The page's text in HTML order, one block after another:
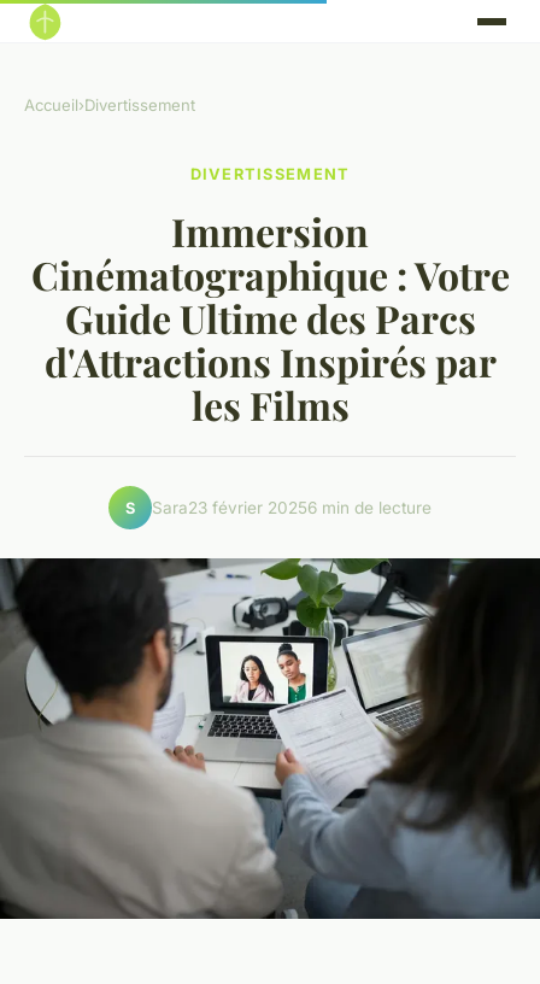
Accueil›Divertissement
DIVERTISSEMENT
Immersion
Cinématographique : Votre
Guide Ultime des Parcs
d'Attractions Inspirés par
les Films
S Sara23 février 20256 min de lecture